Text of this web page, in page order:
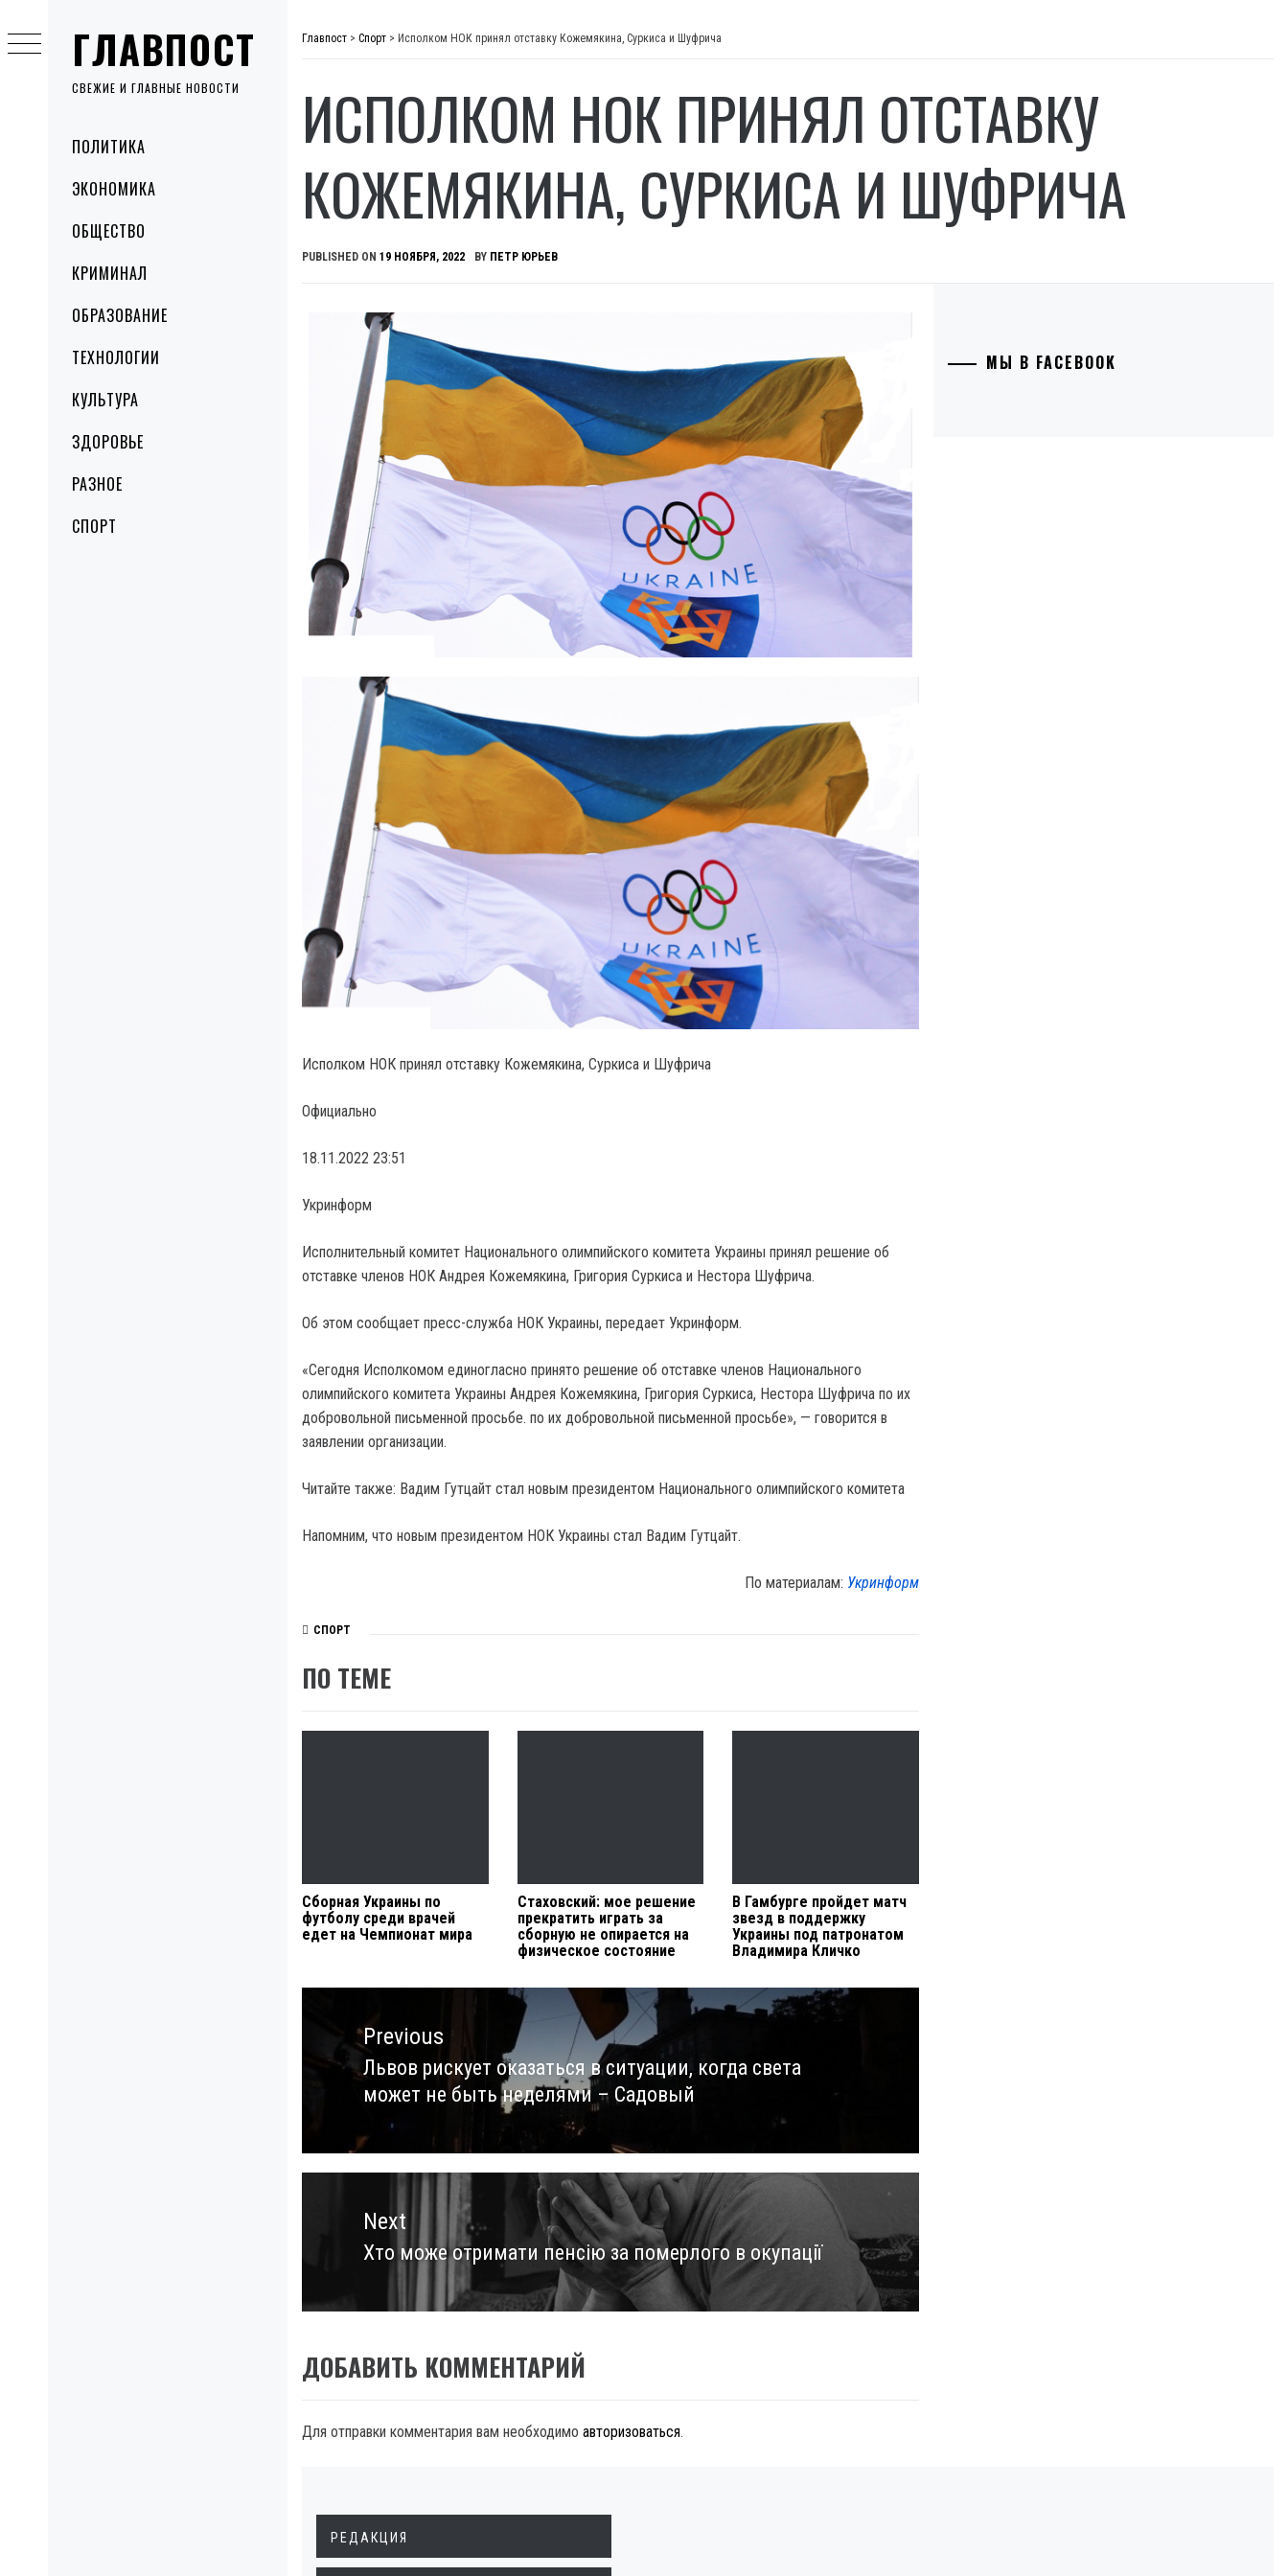
ГЛАВПОСТ
СВЕЖИЕ И ГЛАВНЫЕ НОВОСТИ
MenuПОЛИТИКА
ЭКОНОМИКА
ОБЩЕСТВО
КРИМИНАЛ
ОБРАЗОВАНИЕ
ТЕХНОЛОГИИ
КУЛЬТУРА
ЗДОРОВЬЕ
РАЗНОЕ
СПОРТ
to
content
Главпост > Спорт > Исполком НОК принял отставку Кожемякина, Суркиса и Шуфрича
ИСПОЛКОМ НОК ПРИНЯЛ ОТСТАВКУ
КОЖЕМЯКИНА, СУРКИСА И ШУФРИЧА
PUBLISHED ON 19 НОЯБРЯ, 2022 BY ПЕТР ЮРЬЕВ
Исполком НОК принял отставку Кожемякина, Суркиса и Шуфрича
Официально
18.11.2022 23:51
Укринформ
Исполнительный комитет Национального олимпийского комитета Украины принял решение об
отставке членов НОК Андрея Кожемякина, Григория Суркиса и Нестора Шуфрича.
Об этом сообщает пресс-служба НОК Украины, передает Укринформ.
«Сегодня Исполкомом единогласно принято решение об отставке членов Национального
олимпийского комитета Украины Андрея Кожемякина, Григория Суркиса, Нестора Шуфрича по их
добровольной письменной просьбе. по их добровольной письменной просьбе», — говорится в
заявлении организации.
Читайте также: Вадим Гутцайт стал новым президентом Национального олимпийского комитета
Напомним, что новым президентом НОК Украины стал Вадим Гутцайт.
По материалам: Укринформ
СПОРТ
ПО ТЕМЕ
Сборная Украины по
футболу среди врачей
едет на Чемпионат мира
Стаховский: мое решение
прекратить играть за
сборную не опирается на
физическое состояние
В Гамбурге пройдет матч
звезд в поддержку
Украины под патронатом
Владимира Кличко
Навигация
записямPrevious
Previous
post:
Львов рискует оказаться в ситуации, когда света
может не быть неделями – Садовый
Next
Next
Хто може отримати пенсію за померлого в окупації
ДОБАВИТЬ КОММЕНТАРИЙ
Для отправки комментария вам необходимо авторизоваться.
МЫ В FACEBOOK
РЕДАКЦИЯ